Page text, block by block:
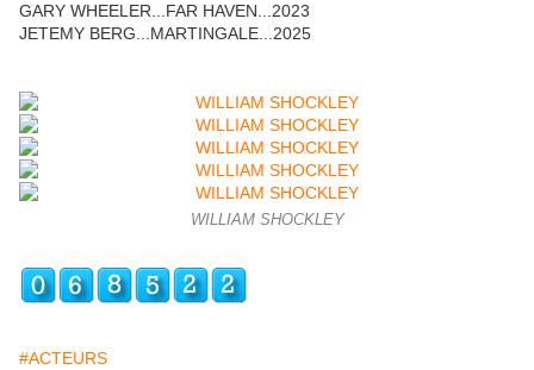
GARY WHEELER...FAR HAVEN...2023
JETEMY BERG...MARTINGALE...2025
WILLIAM SHOCKLEY
#ACTEURS